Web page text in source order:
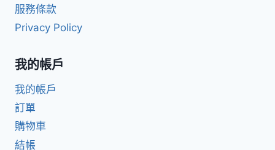
服務條款
Privacy Policy
我的帳戶
我的帳戶
訂單
購物車
結帳